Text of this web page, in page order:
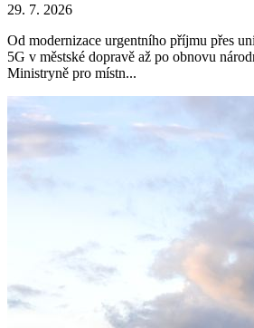
29. 7. 2026
Od modernizace urgentního příjmu přes
5G v městské dopravě až po obnovu
Ministryně pro místn...